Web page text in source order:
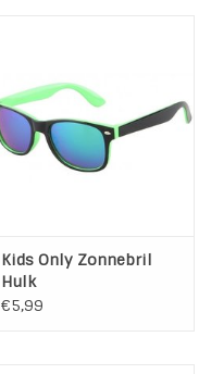
Kids Only Zonnebril
Hulk
€5,99